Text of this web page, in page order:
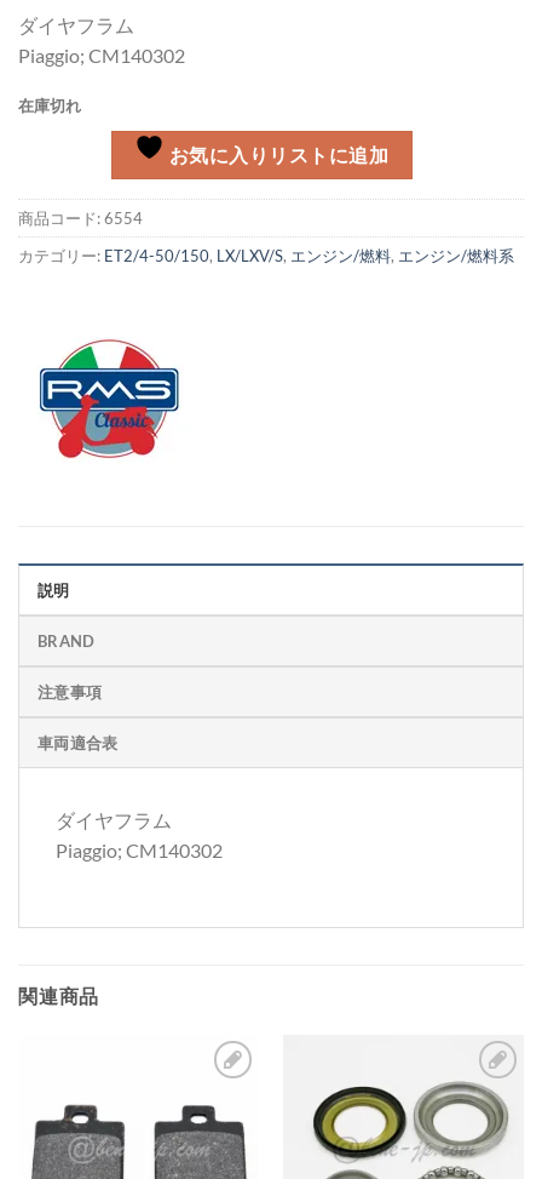
ダイヤフラム
Piaggio; CM140302
在庫切れ
お気に入りリストに追加
商品コード:6554
カテゴリー: ET2/4-50/150, LX/LXV/S, エンジン/燃料, エンジン/燃料系
説明
BRAND
注意事項
車両適合表
ダイヤフラム
Piaggio; CM140302
関連商品
お
気
に
お
気
に